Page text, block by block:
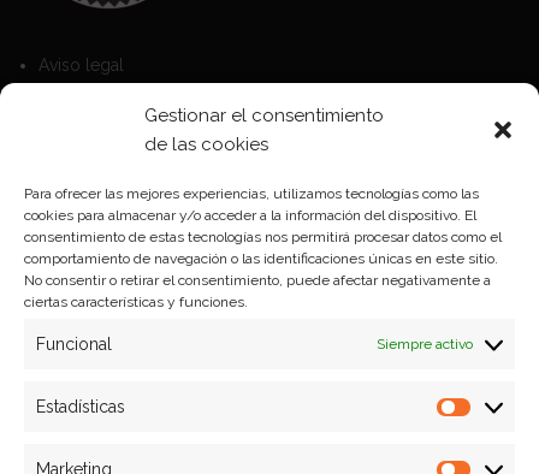
Gestionar el consentimiento
de las cookies
Para ofrecer las mejores experiencias, utilizamos tecnologías como las
cookies para almacenar y/o acceder a la información del dispositivo. El
consentimiento de estas tecnologías nos permitirá procesar datos como el
comportamiento de navegación o las identificaciones únicas en este sitio.
No consentir o retirar el consentimiento, puede afectar negativamente a
ciertas características y funciones.
Funcional Siempre activo
Estadísticas
Marketing
Aviso legal
Política de privacidad
Formas de pago
Plazos y condiciones de envio
Politica de devoluciones